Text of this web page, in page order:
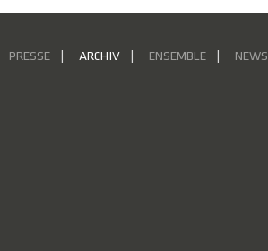
PRESSE ARCHIV ENSEMBLE NEWS